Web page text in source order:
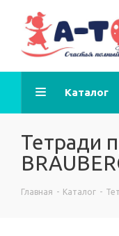
Каталог
Тетради
Главная - Каталог -